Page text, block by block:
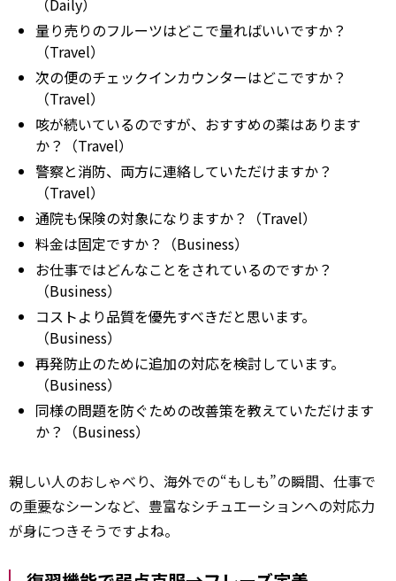
（Daily）
量り売りのフルーツはどこで量ればいいですか？
（Travel）
次の便のチェックインカウンターはどこですか？
（Travel）
咳が続いているのですが、おすすめの薬はあります
か？（Travel）
警察と消防、両方に連絡していただけますか？
（Travel）
通院も保険の対象になりますか？（Travel）
料金は固定ですか？（Business）
お仕事ではどんなことをされているのですか？
（Business）
コストより品質を優先すべきだと思います。
（Business）
再発防止のために追加の対応を検討しています。
（Business）
同様の問題を防ぐための改善策を教えていただけます
か？（Business）
親しい人のおしゃべり、海外での“もしも”の瞬間、仕事で
の重要なシーンなど、豊富なシチュエーションへの対応力
が身につきそうですよね。